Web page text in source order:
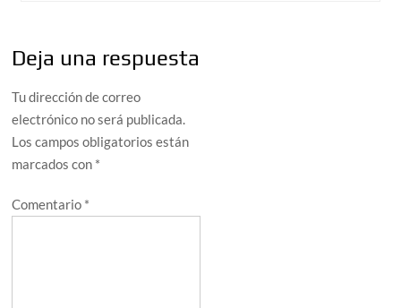
Deja una respuesta
Tu dirección de correo
electrónico no será publicada.
Los campos obligatorios están
marcados con *
Comentario *